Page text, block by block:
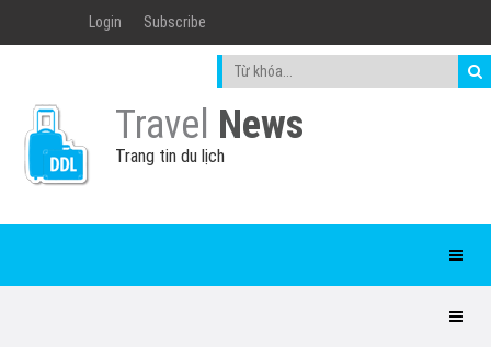
Login Subscribe
Travel News
Trang tin du lịch